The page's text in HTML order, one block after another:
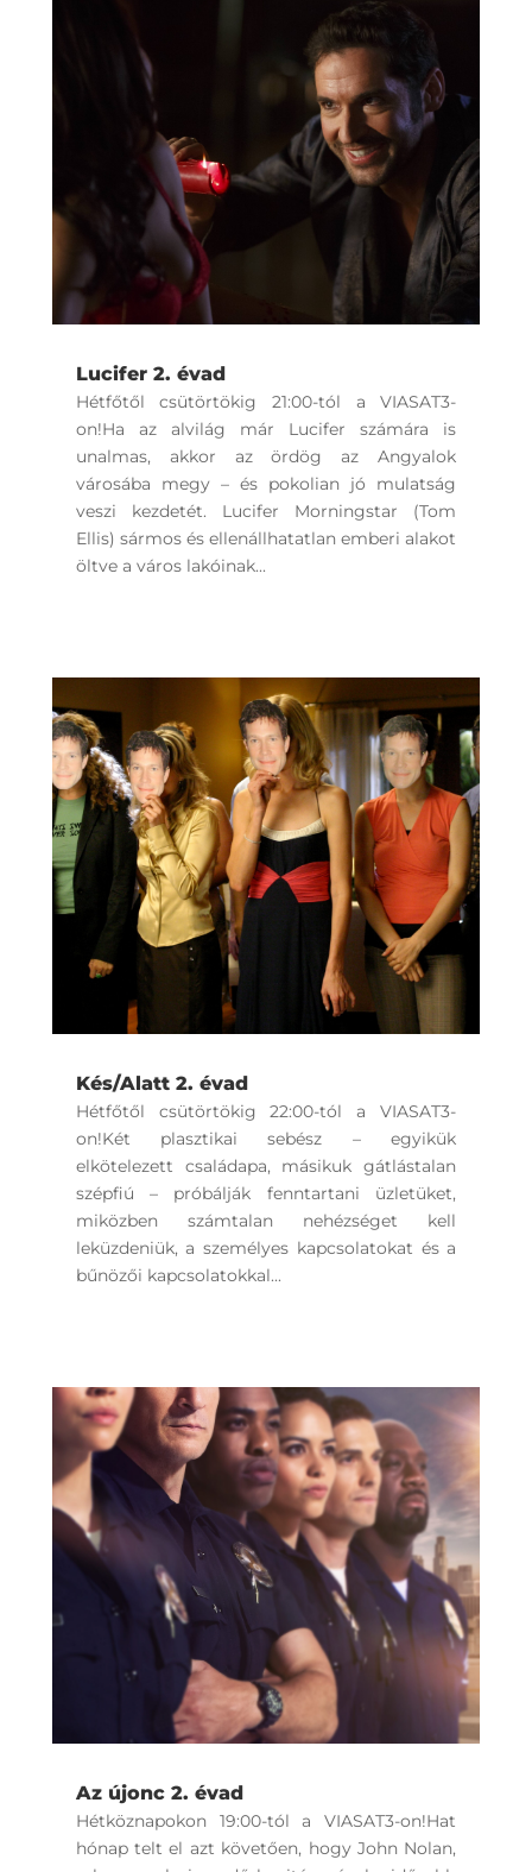
Lucifer 2. évad
Hétfőtől csütörtökig 21:00-tól a VIASAT3-
on!Ha az alvilág már Lucifer számára is
unalmas, akkor az ördög az Angyalok
városába megy – és pokolian jó mulatság
veszi kezdetét. Lucifer Morningstar (Tom
Ellis) sármos és ellenállhatatlan emberi alakot
öltve a város lakóinak...
Kés/Alatt 2. évad
Hétfőtől csütörtökig 22:00-tól a VIASAT3-
on!Két plasztikai sebész – egyikük
elkötelezett családapa, másikuk gátlástalan
szépfiú – próbálják fenntartani üzletüket,
miközben számtalan nehézséget kell
leküzdeniük, a személyes kapcsolatokat és a
bűnözői kapcsolatokkal...
Az újonc 2. évad
Hétköznapokon 19:00-tól a VIASAT3-on!Hat
hónap telt el azt követően, hogy John Nolan,